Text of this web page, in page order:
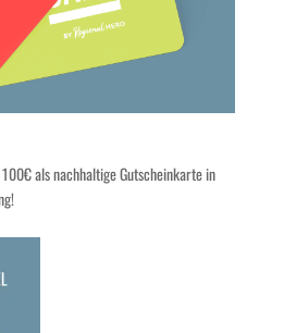
als nachhaltige Gutscheinkarte in